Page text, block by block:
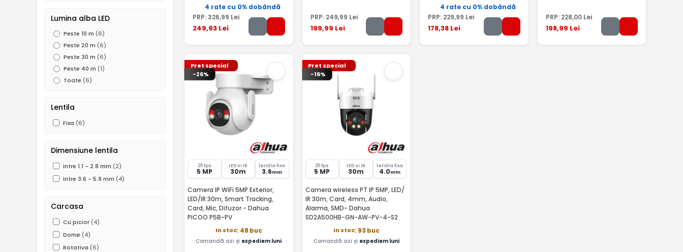
Lumina alba LED
Peste 10 m (6)
Peste 20 m (6)
Peste 30 m (6)
Peste 40 m (1)
Toate (6)
Lentila
Fixa (6)
Dimensiune lentila
intre 1.1 - 2.8 mm (2)
intre 3.6 - 5.9 mm (4)
Carcasa
Cu picior (4)
Dome (4)
Rotativa (6)
4 rate cu 0% dobândă
PRP:326,99 Lei
249,93 Lei
PRP: 249,99 Lei
199,99 Lei
4 rate cu 0% dobândă
PRP: 229,99 Lei
178,38 Lei
PRP: 228,00Lei
198,99 Lei
Pret special
-26%
25 fps
5 MP
LED si IR
30m
lentila fixa
3.6mm
Camera IP WiFi 5MP Exterior,
LED/IR 30m, Smart Tracking,
Card, Mic, Difuzor - Dahua
PICOO P5B-PV
In stoc: 48 buc
Comandă azi și expediem luni
Pret special
-16%
25 fps
5 MP
LED si IR
30m
lentila fixa
4.0mm
Camera wireless PT IP 5MP, LED/
IR 30m, Card, 4mm, Audio,
Alarma, SMD- Dahua
SD2A500HB-GN-AW-PV-4-S2
In stoc: 93 buc
Comandă azi și expediem luni